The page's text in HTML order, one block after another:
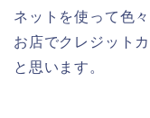
ネットを使って色
お店でクレジット
と思います。